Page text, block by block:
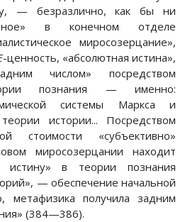
— безразлично, как бы ни
в конечном отделе
миросозерцание»,
-ценность, «абсолютная истина»,
числом» посредством
познания — именно:
системы Маркса и
теории истории... Посредством
стоимости «субъективно»
миросозерцании находит
истину» в теории познания
— обеспечение начальной
метафизика получила задним
(384—386).